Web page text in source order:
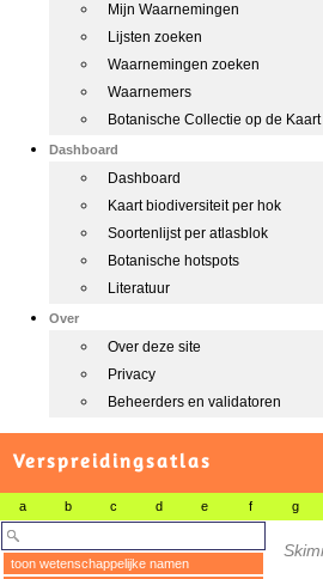
Mijn Waarnemingen
Lijsten zoeken
Waarnemingen zoeken
Waarnemers
Botanische Collectie op de Kaart
Dashboard
Dashboard
Kaart biodiversiteit per hok
Soortenlijst per atlasblok
Botanische hotspots
Literatuur
Over
Over deze site
Privacy
Beheerders en validatoren
Verspreidingsatlas
a b c d e f g
toon wetenschappelijke namen